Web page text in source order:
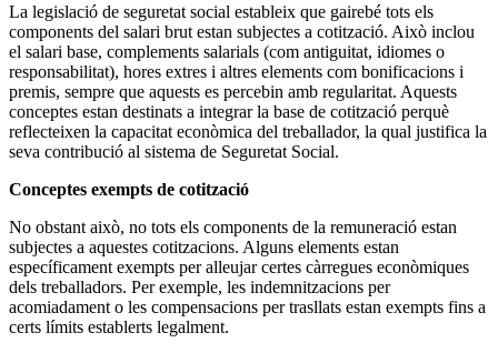
La legislació de seguretat social estableix que gairebé tots els
components del salari brut estan subjectes a cotització. Això inclou
el salari base, complements salarials (com antiguitat, idiomes o
responsabilitat), hores extres i altres elements com bonificacions i
premis, sempre que aquests es percebin amb regularitat. Aquests
conceptes estan destinats a integrar la base de cotització perquè
reflecteixen la capacitat econòmica del treballador, la qual justifica la
seva contribució al sistema de Seguretat Social.
Conceptes exempts de cotització
No obstant això, no tots els components de la remuneració estan
subjectes a aquestes cotitzacions. Alguns elements estan
específicament exempts per alleujar certes càrregues econòmiques
dels treballadors. Per exemple, les indemnitzacions per
acomiadament o les compensacions per trasllats estan exempts fins a
certs límits establerts legalment.